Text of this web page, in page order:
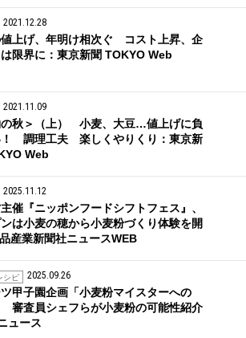
2021.12.28
上げ、年明け相次ぐ コスト上昇、企
限界に：東京新聞 TOKYO Web
2021.11.09
の秋＞（上） 小麦、大豆…値上げに負
！ 調理工夫 楽しくやりくり：東京新
Web
2025.11.12
催『ニッポンフードシフトフェス』、
は小麦の穂から小麦粉づくり体験を開
産業新聞社ニュースWEB
シピ 2025.09.26
甲子園企画「小麦粉マイスターへの
審査員シェフらが小麦粉の可能性紹介
ュース